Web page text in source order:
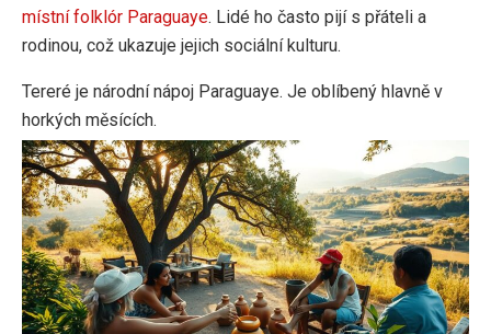
místní folklór Paraguaye. Lidé ho často pijí s přáteli a
rodinou, což ukazuje jejich sociální kulturu.
Tereré je národní nápoj Paraguaye. Je oblíbený hlavně v
horkých měsících.